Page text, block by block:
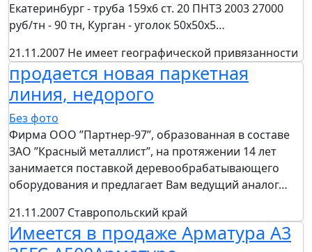
Екатеринбург - труба 159х6 ст. 20 ПНТЗ 2003 27000
руб/тн - 90 тн, Курган - уголок 50х50х5…
21.11.2007 Не имеет географической привязанности
продается новая паркетная
линия, недорого
Без фото
Фирма ООО ”Партнер-97”, образованная в составе
ЗАО ”Красный металлист”, на протяжении 14 лет
занимается поставкой деревообрабатывающего
оборудования и предлагает Вам ведущий аналог…
21.11.2007 Ставропольский край
Имеется в продаже Арматура А3